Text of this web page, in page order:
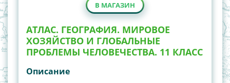
В МАГАЗИН
АТЛАС. ГЕОГРАФИЯ. МИРОВОЕ
ХОЗЯЙСТВО И ГЛОБАЛЬНЫЕ
ПРОБЛЕМЫ ЧЕЛОВЕЧЕСТВА. 11 КЛАСС
Описание